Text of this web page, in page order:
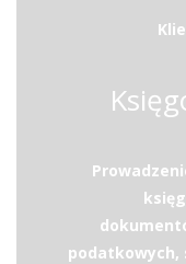
podatkowych,